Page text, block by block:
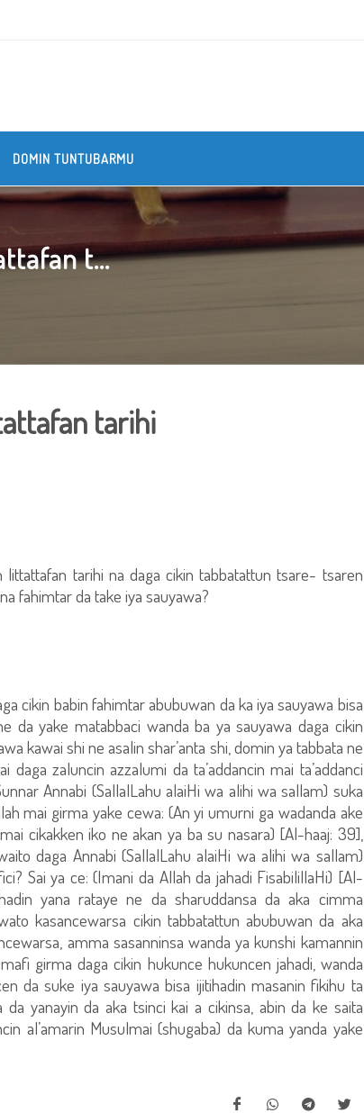
DOMIN TUNTUBARMU
t...
tarihi
tarihi na daga cikin tabbatattun tsare- tsaren
fahimtar da take iya sauyawa?
cikin babin fahimtar abubuwan da ka iya sauyawa bisa
da yake matabbaci wanda ba ya sauyawa daga cikin
kawai shi ne asalin shar’anta shi, domin ya tabbata ne
zaluncin azzalumi da ta’addancin mai ta’addanci
Annabi (SallalLahu alaiHi wa alihi wa sallam) suka
mai girma yake cewa: (An yi umurni ga wadanda ake
cikakken iko ne akan ya ba su nasara) [Al-haaj: 39],
daga Annabi (SallalLahu alaiHi wa alihi wa sallam)
Sai ya ce: (Imani da Allah da jahadi FisabilillaHi) [Al-
yana rataye ne da sharuddansa da aka cimma
kasancewarsa cikin tabbatattun abubuwan da aka
amma sasanninsa wanda ya kunshi kamannin
girma daga cikin hukunce hukuncen jahadi, wanda
da suke iya sauyawa bisa ijitihadin masanin fikihu ta
yanayin da aka tsinci kai a cikinsa, abin da ke saita
al’amarin Musulmai (shugaba) da kuma yanda yake